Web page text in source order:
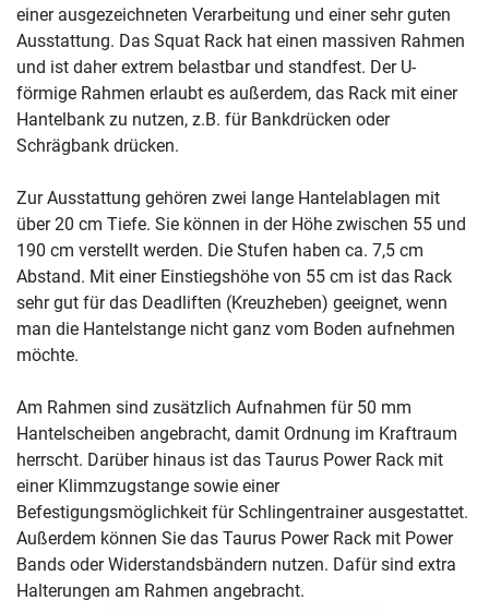
einer ausgezeichneten Verarbeitung und einer sehr guten
Ausstattung. Das Squat Rack hat einen massiven Rahmen
und ist daher extrem belastbar und standfest. Der U-
förmige Rahmen erlaubt es außerdem, das Rack mit einer
Hantelbank zu nutzen, z.B. für Bankdrücken oder
Schrägbank drücken.
Zur Ausstattung gehören zwei lange Hantelablagen mit
über 20 cm Tiefe. Sie können in der Höhe zwischen 55 und
190 cm verstellt werden. Die Stufen haben ca. 7,5 cm
Abstand. Mit einer Einstiegshöhe von 55 cm ist das Rack
sehr gut für das Deadliften (Kreuzheben) geeignet, wenn
man die Hantelstange nicht ganz vom Boden aufnehmen
möchte.
Am Rahmen sind zusätzlich Aufnahmen für 50 mm
Hantelscheiben angebracht, damit Ordnung im Kraftraum
herrscht. Darüber hinaus ist das Taurus Power Rack mit
einer Klimmzugstange sowie einer
Befestigungsmöglichkeit für Schlingentrainer ausgestattet.
Außerdem können Sie das Taurus Power Rack mit Power
Bands oder Widerstandsbändern nutzen. Dafür sind extra
Halterungen am Rahmen angebracht.